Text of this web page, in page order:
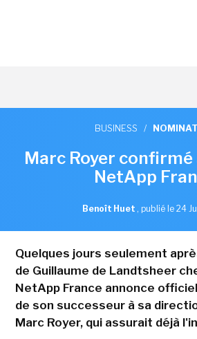
BUSINESS /
Marc Royer
NetApp
Benoît Huet , publié le 24
Quelques jours seulement
de Guillaume de Landtsheer
NetApp France annonce
de son successeur à sa
Marc Royer, qui assurait déjà